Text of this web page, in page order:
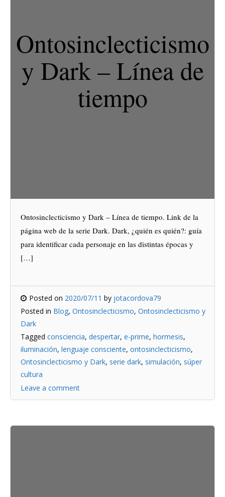
Ontosinclecticismo
y Dark – Línea de
tiempo
Ontosinclecticismo y Dark – Línea de tiempo. Link de la
página web de la serie Dark. Dark, ¿quién es quién?: guía
para identificar cada personaje en las distintas épocas y
[…]
Posted on 2020/07/11 by jotacordova79
Posted in Blog, Ontosinclecticismo, Ontosinclecticismo y
Dark
Tagged consciencia, despertar, e-prime, hormesis,
iluminación, lenguaje consciente, ontosinclecticismo,
Ontosinclecticismo y Dark, serie dark, simulación, súper
cultura
Leave a comment